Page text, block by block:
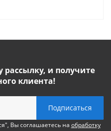
и получите
клиента!
Вы соглашаетесь на обработку